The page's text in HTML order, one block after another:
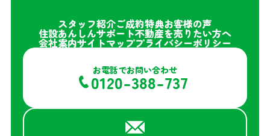
スタッフ紹介ご成約特典お客様の声
住設あんしんサポート不動産を売りたい方へ
会社案内サイトマッププライバシーポリシー
お電話でお問い合わせ
0120-388-737